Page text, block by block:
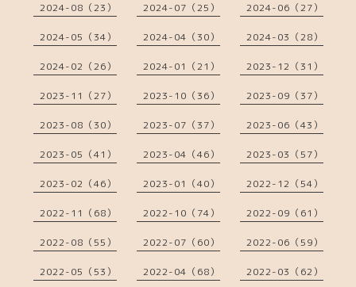
2024-08（23） 2024-07（25） 2024-06（27）
2024-05（34） 2024-04（30） 2024-03（28）
2024-02（26） 2024-01（21） 2023-12（31）
2023-11（27） 2023-10（36） 2023-09（37）
2023-08（30） 2023-07（37） 2023-06（43）
2023-05（41） 2023-04（46） 2023-03（57）
2023-02（46） 2023-01（40） 2022-12（54）
2022-11（68） 2022-10（74） 2022-09（61）
2022-08（55） 2022-07（60） 2022-06（59）
2022-05（53） 2022-04（68） 2022-03（62）